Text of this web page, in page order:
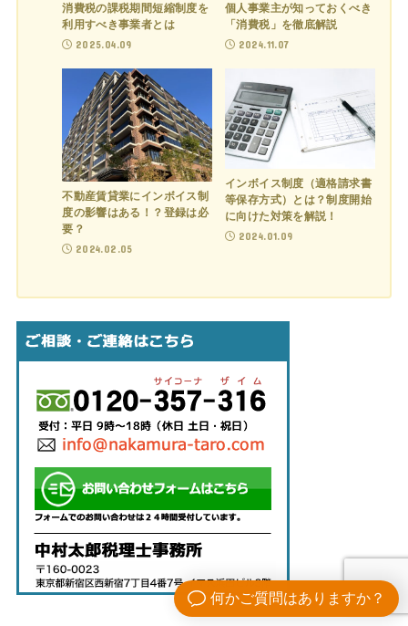
消費税の課税期間短縮制度を
利用すべき事業者とは
2025.04.09
個人事業主が知っておくべき
「消費税」を徹底解説
2024.11.07
不動産賃貸業にインボイス制
度の影響はある！？登録は必
要？
2024.02.05
インボイス制度（適格請求書
等保存方式）とは？制度開始
に向けた対策を解説！
2024.01.09